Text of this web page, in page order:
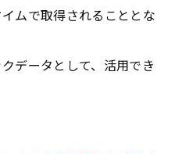
ムで取得されることとな
データとして、活用でき